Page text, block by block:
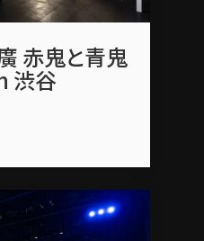
赤鬼と青鬼
渋谷